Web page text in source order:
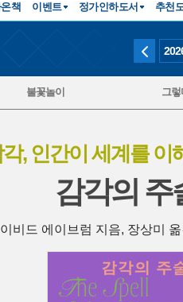
책 이벤트 정가인하도서 추천
불꽃놀이 그
, 인간이 세계를 이
감각의 주
비드 에이브럼 지음, 장상미